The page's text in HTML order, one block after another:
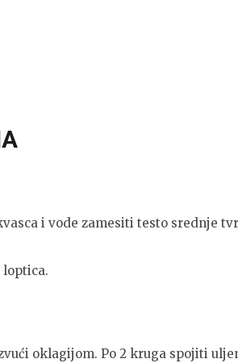
i vode zamesiti testo srednje
loptica.
oklagijom. Po 2 kruga spojiti